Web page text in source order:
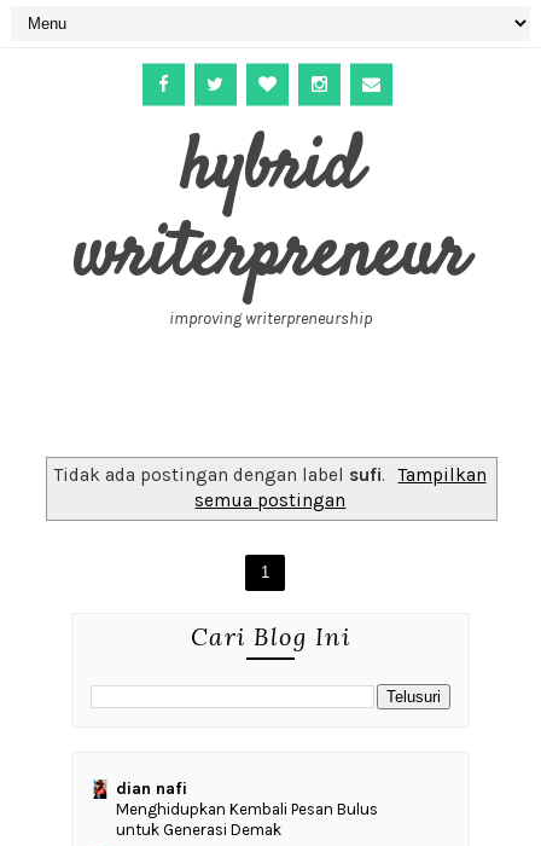
hybrid
writerpreneur
improving writerpreneurship
Tidak ada postingan dengan label sufi.
Tampilkan
semua postingan
1
Cari Blog Ini
dian nafi
Menghidupkan Kembali Pesan Bulus
untuk Generasi Demak